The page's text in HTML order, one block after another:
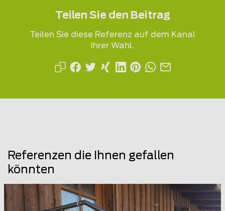
Teilen Sie den Beitrag
Teilen Sie diese Referenz auf dem Kanal
Ihrer Wahl.
Referenzen die Ihnen gefallen
könnten